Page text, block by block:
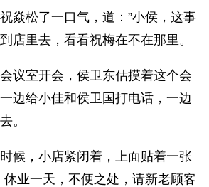
焱松了一口气，道：”小侯，这事
店里去，看看祝梅在不在那里。
议室开会，侯卫东估摸着这个会
边给小佳和侯卫国打电话，一边
。
候，小店紧闭着，上面贴着一张
休业一天，不便之处，请新老顾客